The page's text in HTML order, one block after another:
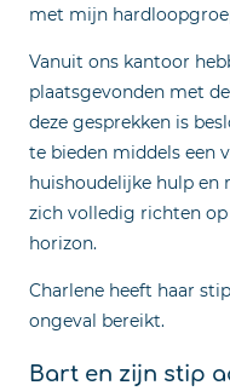
met mijn
Vanuit ons kantoor
plaatsgevonden met
deze gesprekken is
te bieden middels een
huishoudelijke hulp en
zich volledig richten
horizon.
Charlene heeft haar
ongeval bereikt.
Bart en zijn stip